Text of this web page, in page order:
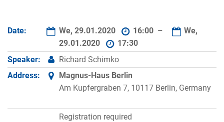
Date: We, 29.01.2020 16:00 –
We,
29.01.2020
17:30
Speaker:
Richard Schimko
Address:
Magnus-Haus Berlin
Am Kupfergraben 7, 10117 Berlin, Germany
Registration required